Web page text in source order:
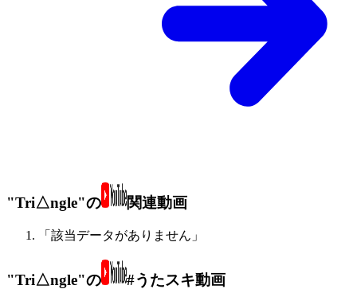
"Tri△ngle"の 関連動画
「該当データがありません」
"Tri△ngle"の #うたスキ動画